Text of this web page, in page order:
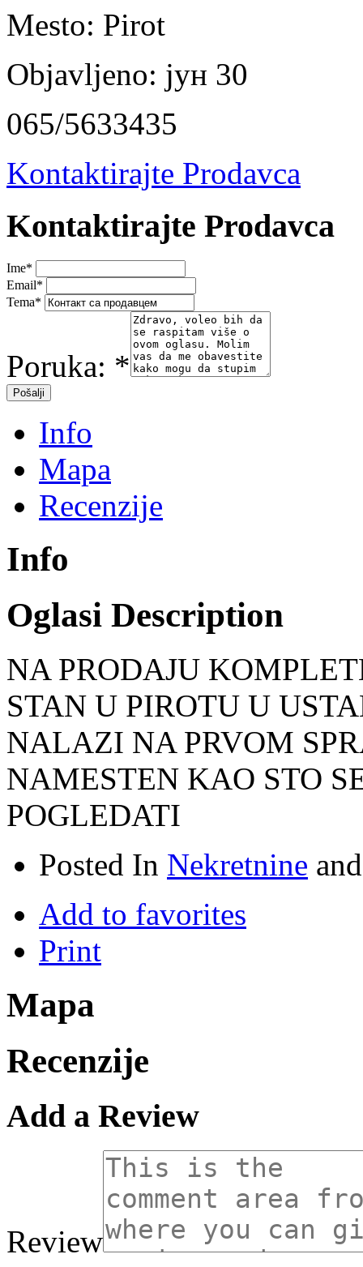
Mesto: Pirot
Objavljeno: јун 30
065/5633435
Kontaktirajte Prodavca
Kontaktirajte Prodavca
Ime*
Email*
Tema*
Poruka: *
Info
Mapa
Recenzije
Info
Oglasi Description
NA PRODAJU
STAN U PIROTU U
NALAZI NA PRVOM
NAMESTEN KAO STO
POGLEDATI
Posted In Nekretnine
Add to favorites
Print
Mapa
Recenzije
Add a Review
Review